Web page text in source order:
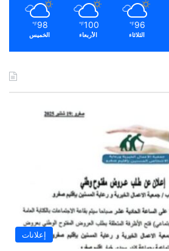
96
℉
الثلاثاء
100
℉
الأربعاء
98
℉
الخميس
إعلانات